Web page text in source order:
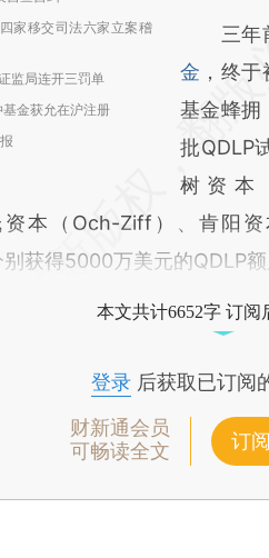
家移交司法六家立案稽
监局连开三罚单
金获允在沪注册
三年前
金 ，终
基金蜂拥
批QDLP
树资本
本（Och-Ziff）、肯阳
获得5000万美元的QDLP额
本文共计6652字 订阅
登录后获取已订阅
财新通会员
可畅读全文
订